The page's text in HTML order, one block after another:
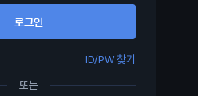
로그인
ID/PW 찾기
또는